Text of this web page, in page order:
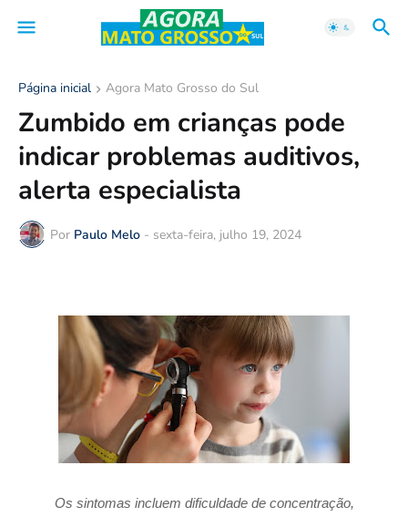
Página inicial Agora Mato Grosso do Sul
Zumbido em crianças pode
indicar problemas auditivos,
alerta especialista
Por Paulo Melo - sexta-feira, julho 19, 2024
Os sintomas incluem dificuldade de concentração,